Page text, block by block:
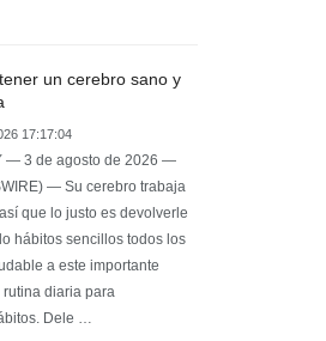
un cerebro sano y
17:17:04
— 3 de agosto de 2026 —
— Su cerebro trabaja
que lo justo es devolverle
hábitos sencillos todos los
a este importante
diaria para
Dele …